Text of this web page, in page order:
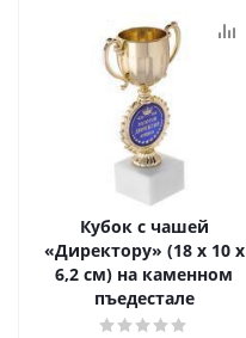
Кубок с чашей
«Директору» (18 х 10 х
6,2 см) на каменном
пъедестале